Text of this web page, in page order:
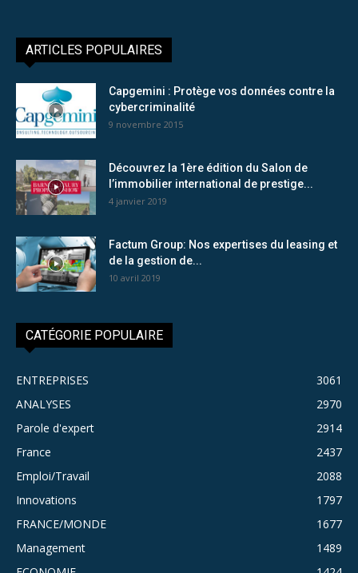
ARTICLES POPULAIRES
Capgemini : Protège vos données contre la
cybercriminalité
9 novembre 2015
Découvrez la 1ère édition du Salon de
l’immobilier international de prestige...
4 janvier 2019
Factum Group: Nos expertises du leasing et
de la gestion de...
10 avril 2019
CATÉGORIE POPULAIRE
ENTREPRISES
3061
ANALYSES
2970
Parole d'expert
2914
France
2437
Emploi/Travail
2088
Innovations
1797
FRANCE/MONDE
1677
Management
1489